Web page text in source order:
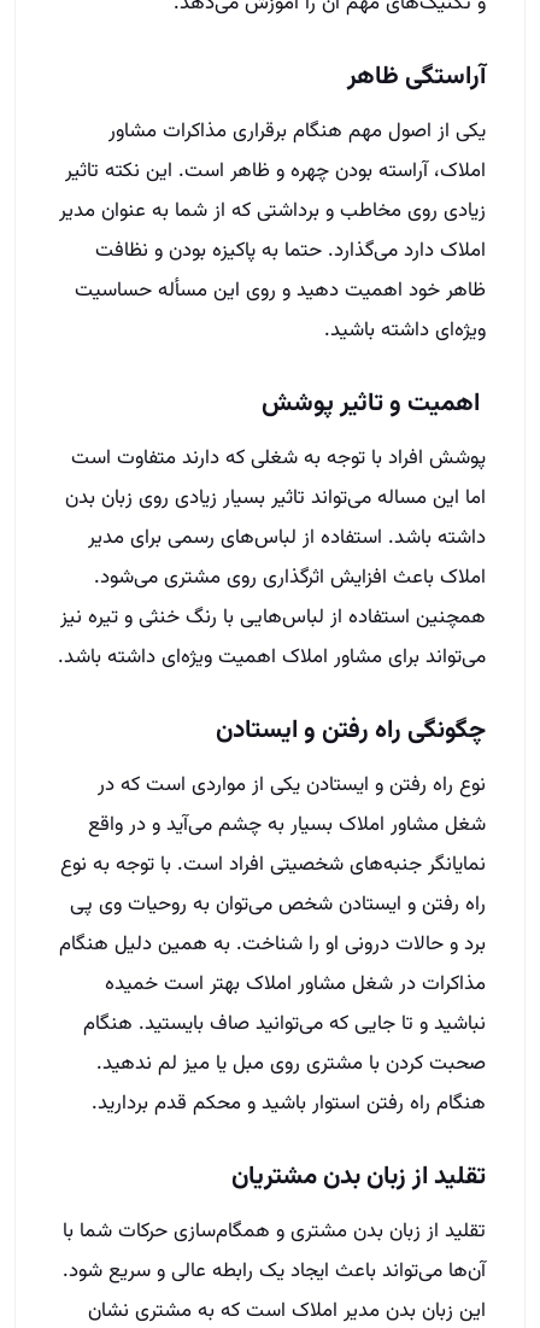
آراستگی ظاهر
یکی از اصول مهم هنگام برقراری مذاکرات مشاور
املاک، آراسته بودن چهره و ظاهر است. این نکته تاثیر
زیادی روی مخاطب و برداشتی که از شما به عنوان مدیر
املاک دارد می‌گذارد. حتما به پاکیزه بودن و نظافت
ظاهر خود اهمیت دهید و روی این مسأله حساسیت
ویژه‌ای داشته باشید.
اهمیت و تاثیر پوشش
پوشش افراد با توجه به شغلی که دارند متفاوت است
اما این مساله می‌تواند تاثیر بسیار زیادی روی زبان بدن
داشته باشد. استفاده از لباس‌های رسمی برای مدیر
املاک باعث افزایش اثرگذاری روی مشتری می‌شود.
همچنین استفاده از لباس‌هایی با رنگ خنثی و تیره نیز
می‌تواند برای مشاور املاک اهمیت ویژه‌ای داشته باشد.
چگونگی راه رفتن و ایستادن
نوع راه رفتن و ایستادن یکی از مواردی است که در
شغل مشاور املاک بسیار به چشم می‌آید و در واقع
نمایانگر جنبه‌های شخصیتی افراد است. با توجه به نوع
راه رفتن و ایستادن شخص می‌توان به روحیات وی پی
برد و حالات درونی او را شناخت. به همین دلیل هنگام
مذاکرات در شغل مشاور املاک بهتر است خمیده
نباشید و تا جایی که می‌توانید صاف بایستید. هنگام
صحبت کردن با مشتری روی مبل یا میز لم ندهید.
هنگام راه رفتن استوار باشید و محکم ‌قدم بردارید.
تقلید از زبان بدن مشتریان
تقلید از زبان بدن مشتری و همگام‌سازی حرکات شما با
آن‌ها می‌تواند باعث ایجاد یک رابطه عالی و سریع شود.
این زبان بدن مدیر املاک است که به مشتری نشان